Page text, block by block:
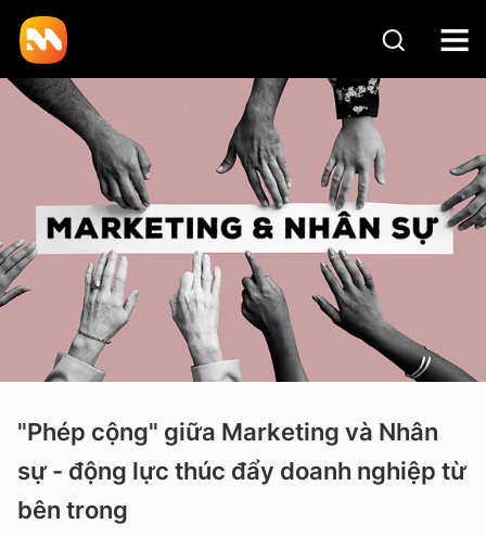
"Phép cộng" giữa Marketing và Nhân
sự - động lực thúc đẩy doanh nghiệp từ
bên trong